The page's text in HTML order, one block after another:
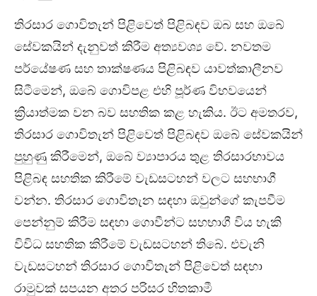
තිරසාර ගොවිතැන් පිළිවෙත් පිළිබඳව ඔබ සහ ඔබේ
සේවකයින් දැනුවත් කිරීම අත්‍යවශ්‍ය වේ. නවතම
පර්යේෂණ සහ තාක්ෂණය පිළිබඳව යාවත්කාලීනව
සිටීමෙන්, ඔබේ ගොවිපළ එහි පූර්ණ විභවයෙන්
ක්‍රියාත්මක වන බව සහතික කළ හැකිය. ඊට අමතරව,
තිරසාර ගොවිතැන් පිළිවෙත් පිළිබඳව ඔබේ සේවකයින්
පුහුණු කිරීමෙන්, ඔබේ ව්‍යාපාරය තුළ තිරසාරභාවය
පිළිබඳ සහතික කිරීමේ වැඩසටහන් වලට සහභාගී
වන්න. තිරසාර ගොවිතැන සඳහා ඔවුන්ගේ කැපවීම
පෙන්නුම් කිරීම සඳහා ගොවීන්ට සහභාගී විය හැකි
විවිධ සහතික කිරීමේ වැඩසටහන් තිබේ. එවැනි
වැඩසටහන් තිරසාර ගොවිතැන් පිළිවෙත් සඳහා
රාමුවක් සපයන අතර පරිසර හිතකාමී